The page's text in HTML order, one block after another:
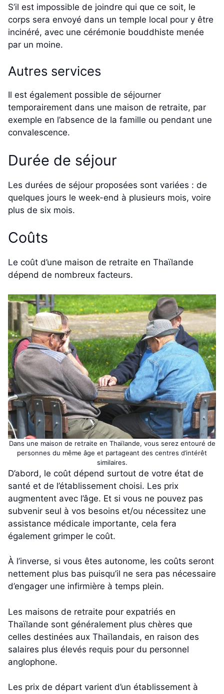
S’il est impossible de joindre qui que ce soit, le
corps sera envoyé dans un temple local pour y être
incinéré, avec une cérémonie bouddhiste menée
par un moine.
Autres services
Il est également possible de séjourner
temporairement dans une maison de retraite, par
exemple en l’absence de la famille ou pendant une
convalescence.
Durée de séjour
Les durées de séjour proposées sont variées : de
quelques jours le week-end à plusieurs mois, voire
plus de six mois.
Coûts
Le coût d’une maison de retraite en Thaïlande
dépend de nombreux facteurs.
Dans une maison de retraite en Thaïlande, vous serez entouré de
personnes du même âge et partageant des centres d’intérêt
similaires.
D’abord, le coût dépend surtout de votre état de
santé et de l’établissement choisi. Les prix
augmentent avec l’âge. Et si vous ne pouvez pas
subvenir seul à vos besoins et/ou nécessitez une
assistance médicale importante, cela fera
également grimper le coût.
À l’inverse, si vous êtes autonome, les coûts seront
nettement plus bas puisqu’il ne sera pas nécessaire
d’engager une infirmière à temps plein.
Les maisons de retraite pour expatriés en
Thaïlande sont généralement plus chères que
celles destinées aux Thaïlandais, en raison des
salaires plus élevés requis pour du personnel
anglophone.
Les prix de départ varient d’un établissement à